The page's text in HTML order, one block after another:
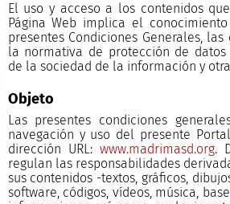
El uso y acceso a los contenidos
Página Web implica el
presentes Condiciones Generales,
la normativa de protección de datos
de la sociedad de la información y
Objeto
Las presentes condiciones
navegación y uso del presente
dirección URL: www.madrimasd.org.
regulan las responsabilidades
sus contenidos -textos, gráficos,
software, códigos, vídeos, música,